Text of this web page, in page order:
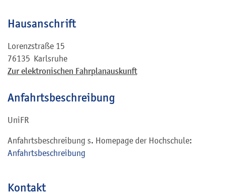
Hausanschrift
Lorenzstraße 15
76135 Karlsruhe
Zur elektronischen Fahrplanauskunft
Anfahrtsbeschreibung
UniFR
Anfahrtsbeschreibung s. Homepage der Hochschule:
Anfahrtsbeschreibung
Kontakt